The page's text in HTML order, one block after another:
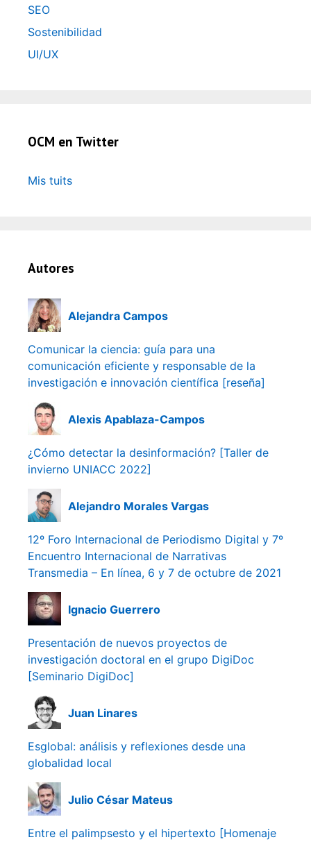
SEO
Sostenibilidad
UI/UX
OCM en Twitter
Mis tuits
Autores
Alejandra Campos
Comunicar la ciencia: guía para una
comunicación eficiente y responsable de la
investigación e innovación científica [reseña]
Alexis Apablaza-Campos
¿Cómo detectar la desinformación? [Taller de
invierno UNIACC 2022]
Alejandro Morales Vargas
12º Foro Internacional de Periodismo Digital y 7º
Encuentro Internacional de Narrativas
Transmedia – En línea, 6 y 7 de octubre de 2021
Ignacio Guerrero
Presentación de nuevos proyectos de
investigación doctoral en el grupo DigiDoc
[Seminario DigiDoc]
Juan Linares
Esglobal: análisis y reflexiones desde una
globalidad local
Julio César Mateus
Entre el palimpsesto y el hipertexto [Homenaje